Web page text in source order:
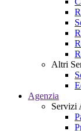
Altri
Agenzia
Servizi